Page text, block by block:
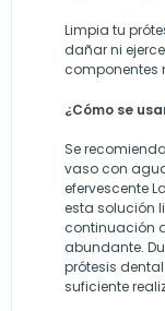
Limpia tu
dañar ni
componentes
¿Cómo se
Se
vaso con
efervescente
esta solución
continuación
abundante.
prótesis
suficiente